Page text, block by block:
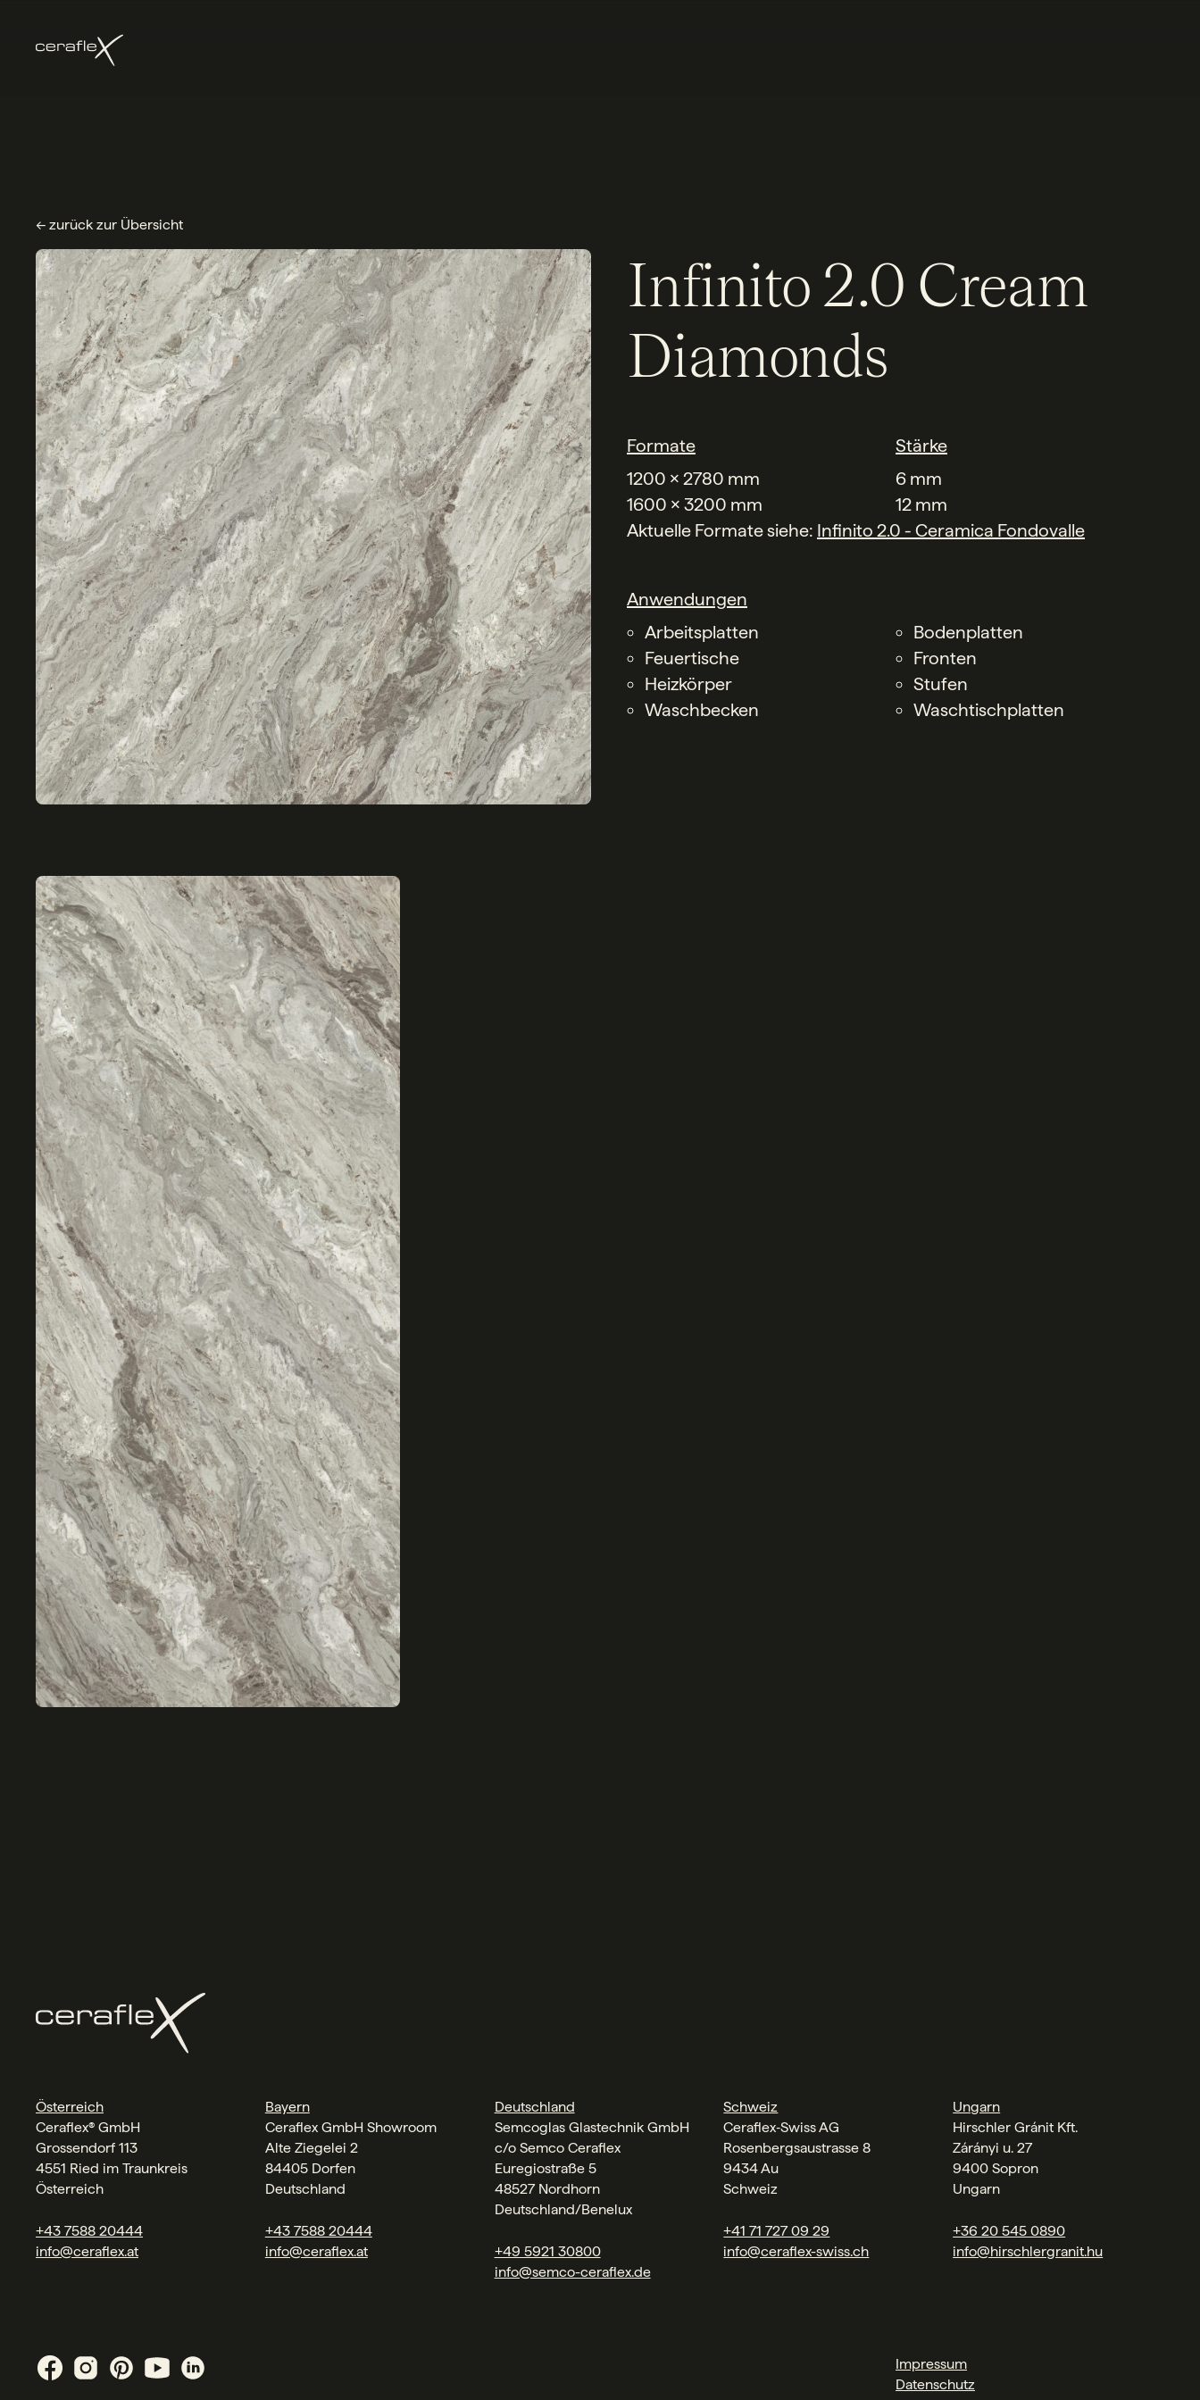
← zurück zur Übersicht
Infinito 2.0 Cream
Diamonds
Formate
Stärke
1200 x 2780 mm
6 mm
1600 x 3200 mm
12 mm
Aktuelle Formate siehe: Infinito 2.0 - Ceramica Fondovalle
Anwendungen
Arbeitsplatten
Bodenplatten
Feuertische
Fronten
Heizkörper
Stufen
Waschbecken
Waschtischplatten
Österreich
Ceraflex® GmbH
Grossendorf 113
4551 Ried im Traunkreis
Österreich
+43 7588 20444
info@ceraflex.at
Bayern
Ceraflex GmbH Showroom
Alte Ziegelei 2
84405 Dorfen
Deutschland
+43 7588 20444
info@ceraflex.at
Deutschland
Semcoglas Glastechnik GmbH
c/o Semco Ceraflex
Euregiostraße 5
48527 Nordhorn
Deutschland/Benelux
+49 5921 30800
info@semco-ceraflex.de
Schweiz
Ceraflex‑Swiss AG
Rosenbergsaustrasse 8
9434 Au
Schweiz
+41 71 727 09 29
info@ceraflex-swiss.ch
Ungarn
Hirschler Gránit Kft.
Zárányi u. 27
9400 Sopron
Ungarn
+36 20 545 0890
info@hirschlergranit.hu
Impressum
Datenschutz